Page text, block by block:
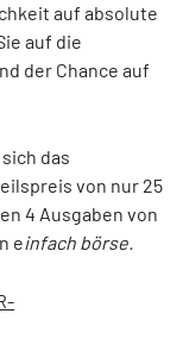
auf absolute
auf die
der Chance auf
das
von nur 25
4 Ausgaben von
einfach börse.